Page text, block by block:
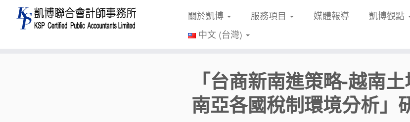
關於凱博 服務項目 媒體報導 凱博觀點
中文 (台灣)
「台商新南進策略-越南
南亞各國稅制環境分析」